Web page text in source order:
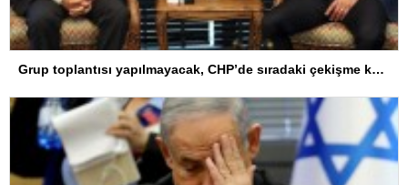
Grup toplantısı yapılmayacak, CHP’de sıradaki çekişme kurultay konusunda